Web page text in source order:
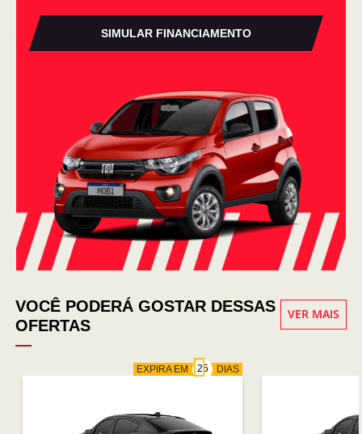
SIMULAR FINANCIAMENTO
VOCÊ PODERÁ GOSTAR DESSAS
OFERTAS
VER MAIS
EXPIRA EM DIAS